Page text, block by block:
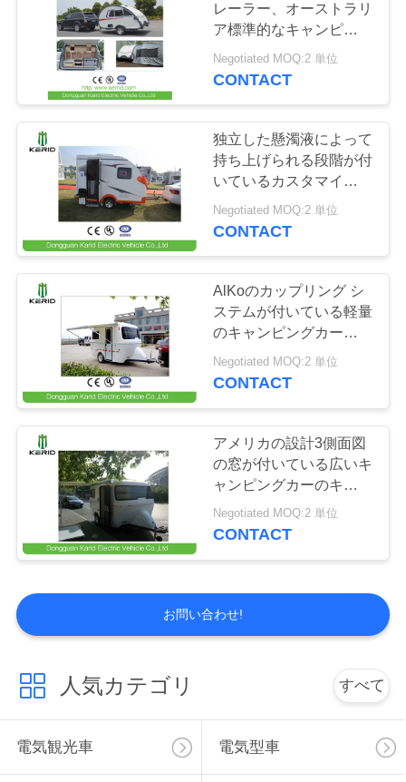
い
ー
ス
を
く
だ
さ
地
図
電気パトカー
42
電気都市車
キャンピングカー
のキャラバンのト
レーラー
11
レーラー、オーストラリ
ア標準的なキャンピング
カーおよびトレーラー
Negotiated MOQ:2 単位
CONTACT
独立した懸濁液によって
持ち上げられる段階が付
いているカスタマイズさ
れたライト級選手のキャ
ンプのトレーラー
Negotiated MOQ:2 単位
CONTACT
AlKoのカップリング シ
ステムが付いている軽量
のキャンピングカーのキ
ャラバンのトレーラー
Negotiated MOQ:2 単位
CONTACT
アメリカの設計3側面図
の窓が付いている広いキ
ャンピングカーのキャラ
バンのトレーラー
Negotiated MOQ:2 単位
CONTACT
お問い合わせ!
人気カテゴリ すべて
電気観光車 電気型車